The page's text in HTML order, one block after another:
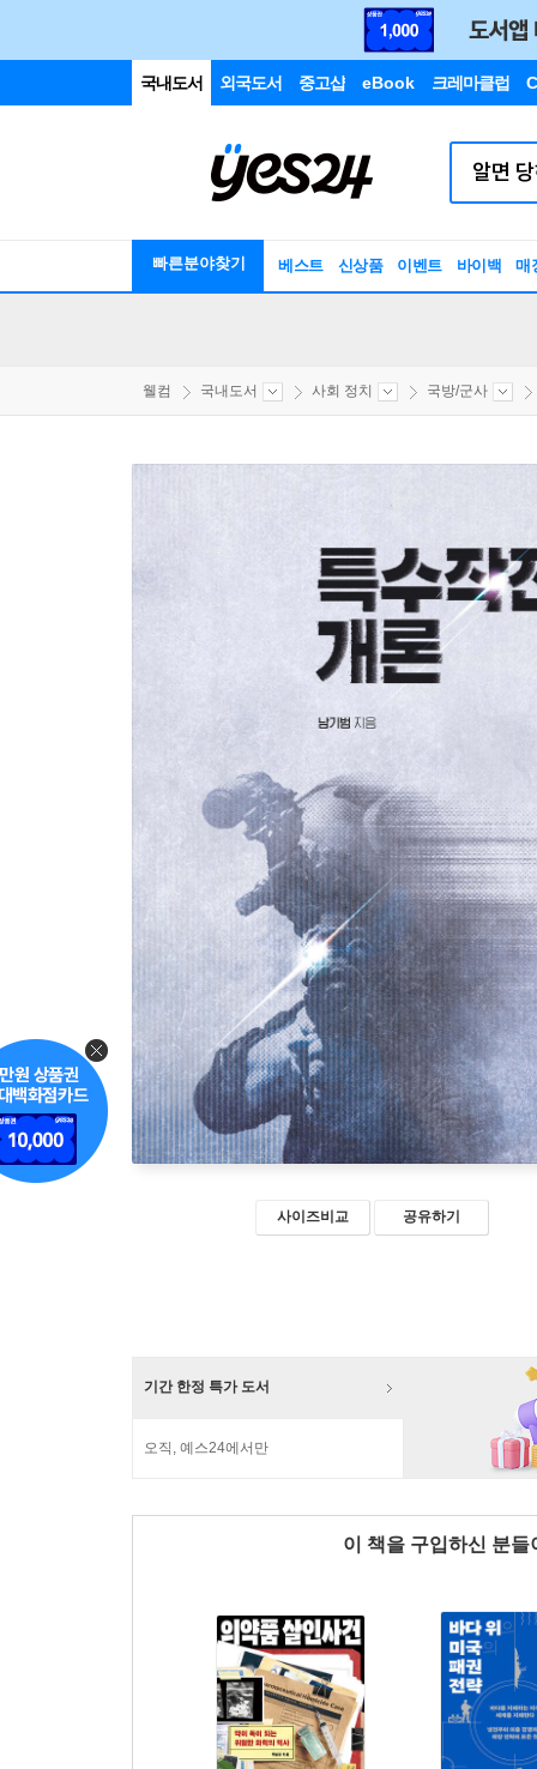
국내도서 외국도서 중고샵 eBook 크레마클럽
빠른분야찾기 베스트 신상품 이벤트 바이백 매
웰컴 국내도서 사회 정치 국방/군사
사이즈비교 공유하기
기간 한정 특가 도서
오직, 예스24에서만
이 책을 구입하신 분